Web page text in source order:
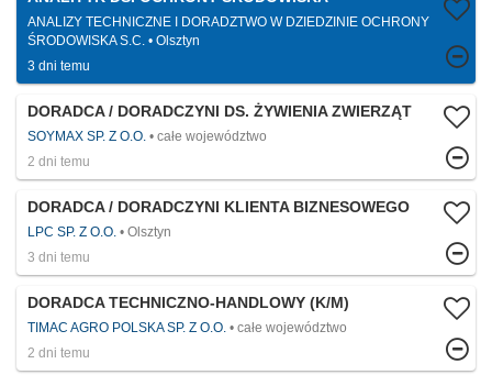
ANALIZY TECHNICZNE I DORADZTWO W DZIEDZINIE OCHRONY
ŚRODOWISKA S.C.
Olsztyn
3 dni temu
DORADCA / DORADCZYNI DS. ŻYWIENIA ZWIERZĄT
SOYMAX SP. Z O.O.
całe województwo
2 dni temu
DORADCA / DORADCZYNI KLIENTA BIZNESOWEGO
LPC SP. Z O.O.
Olsztyn
3 dni temu
DORADCA TECHNICZNO-HANDLOWY (K/M)
TIMAC AGRO POLSKA SP. Z O.O.
całe województwo
2 dni temu